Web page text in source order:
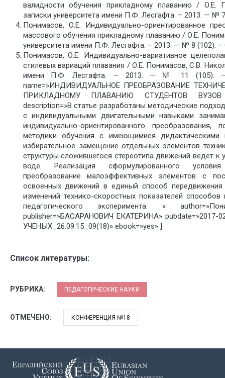
валидности обучения прикладному плаванию /
записки университета имени П.Ф. Лесгафта. – 2013. — №
Понимасов, О.Е. Индивидуально-ориентированное
массового обучения прикладному плаванию / О.Е.
университета имени П.Ф. Лесгафта. – 2013. — № 8 (102). –
Понимасов, О.Е. Индивидуально-вариативное
стилевых вариаций плавания / О.Е. Понимасов, С.В.
имени П.Ф. Лесгафта. — 2013. — № 11 (105). —
name=»ИНДИВИДУАЛЬНОЕ ПРЕОБРАЗОВАНИЕ
ПРИКЛАДНОМУ ПЛАВАНИЮ СТУДЕНТОВ
description=»В статье разработаны методические
с индивидуальными двигательными навыками
индивидуально-ориентированного преобразования,
методики обучения с имеющимися дидактическими
избирательное замещение отдельных элементов
структуры сложившегося стереотипа движений ведет
воде. Реализация сформулированного условия
преобразование малоэффективных элементов с
освоенных движений в единый способ
изменений технико-скоростных показателей способов
педагогического эксперимента. »
publisher=»БАСАРАНОВИЧ ЕКАТЕРИНА»
УЧЕНЫХ_26.09.15_09(18)» ebook=»yes» ]
Список литературы:
РУБРИКА: ПЕДАГОГИЧЕСКИЕ НАУКИ
ОТМЕЧЕНО: КОНФЕРЕНЦИЯ №18